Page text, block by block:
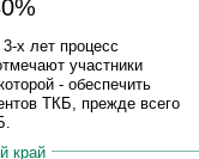
х лет процесс
участники
- обеспечить
ТКБ, прежде всего
край